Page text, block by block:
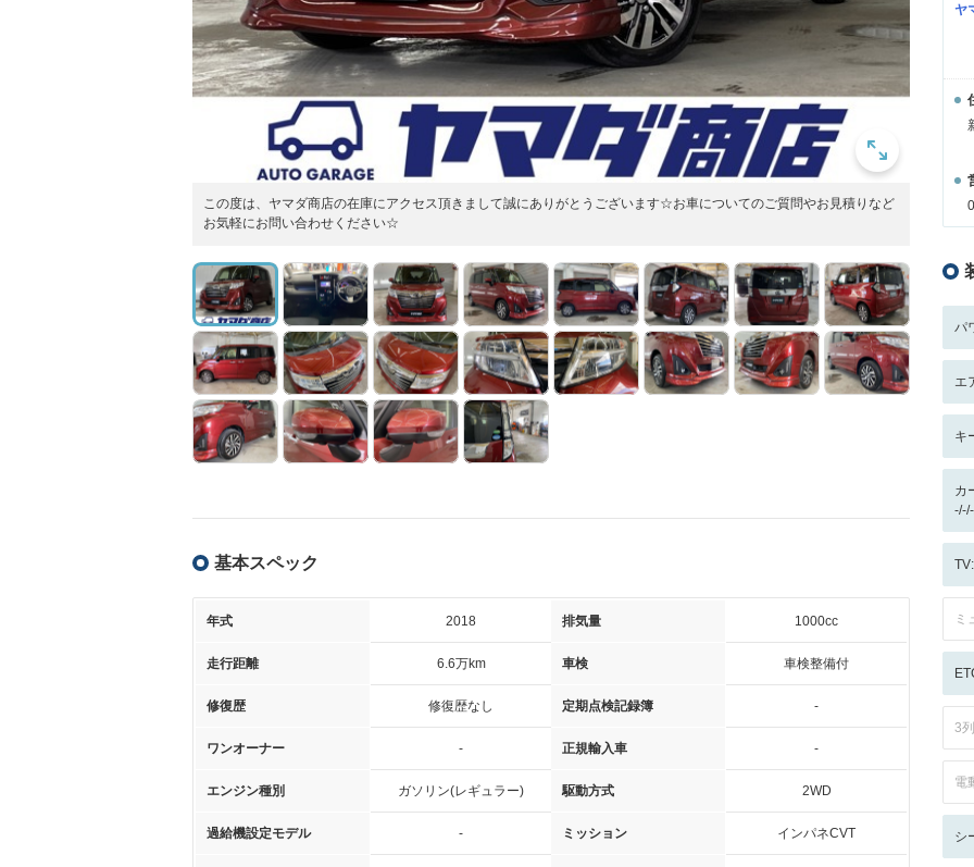
この度は、ヤマダ商店の在庫にアクセス頂きまして誠にありがとうございます☆お車についてのご質問やお見積りなど
お気軽にお問い合わせください☆
基本スペック
年式 2018 排気量 1000cc
走行距離 6.6万km 車検 車検整備付
修復歴 修復歴なし 定期点検記録簿 -
ワンオーナー - 正規輸入車 -
エンジン種別 ガソリン(レギュラー) 駆動方式 2WD
過給機設定モデル - ミッション インパネCVT
ヤ
パ
エ
キ
カ
ミ
3
電
シ